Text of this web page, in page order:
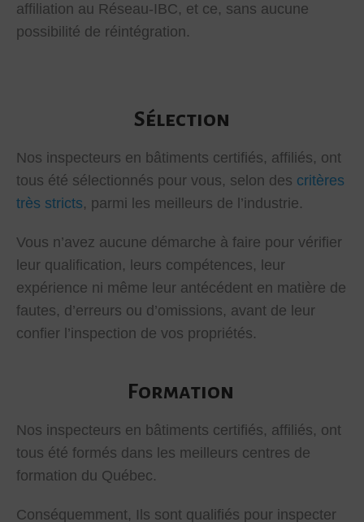
affiliation au Réseau-IBC, et ce, sans aucune
possibilité de réintégration.
Sélection
Nos inspecteurs en bâtiments certifiés, affiliés, ont
tous été sélectionnés pour vous, selon des critères
très stricts, parmi les meilleurs de l’industrie.
Vous n’avez aucune démarche à faire pour vérifier
leur qualification, leurs compétences, leur
expérience ni même leur antécédent en matière de
fautes, d’erreurs ou d’omissions, avant de leur
confier l’inspection de vos propriétés.
Formation
Nos inspecteurs en bâtiments certifiés, affiliés, ont
tous été formés dans les meilleurs centres de
formation du Québec.
Conséquemment, Ils sont qualifiés pour inspecter